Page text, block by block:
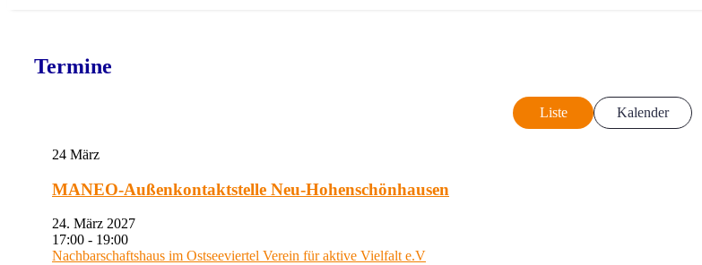
Termine
Liste Kalender
24 März
MANEO-Außenkontaktstelle Neu-Hohenschönhausen
24. März 2027
17:00 - 19:00
Nachbarschaftshaus im Ostseeviertel Verein für aktive Vielfalt e.V